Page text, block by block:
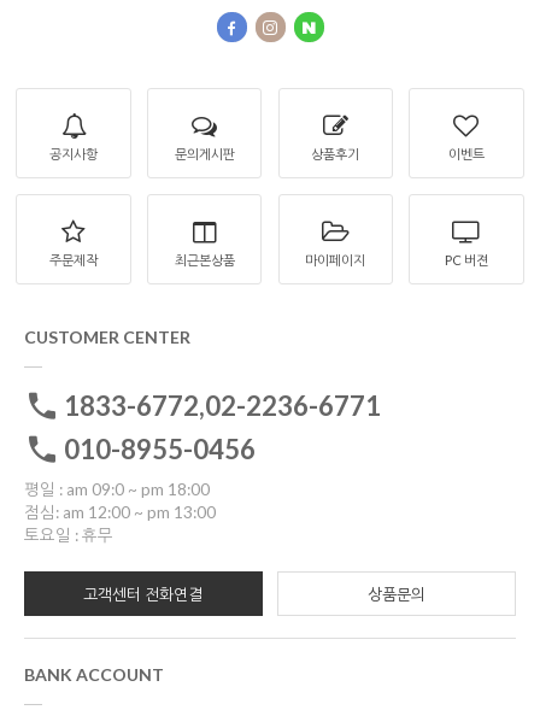
공지사항 문의게시판 상품후기 이벤트
주문제작 최근본상품 마이페이지 PC 버젼
CUSTOMER CENTER
1833-6772,02-2236-6771
010-8955-0456
평일 : am 09:0 ~ pm 18:00
점심: am 12:00 ~ pm 13:00
토요일 : 휴무
고객센터 전화연결 상품문의
BANK ACCOUNT